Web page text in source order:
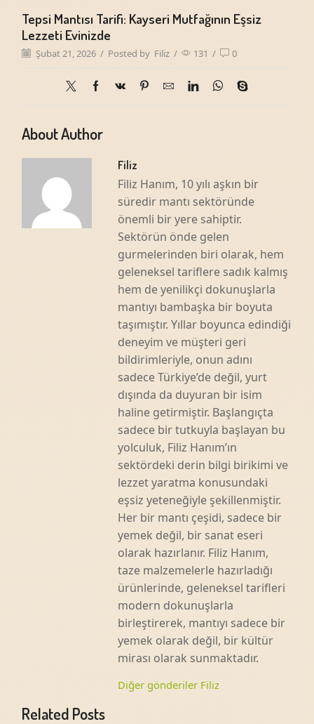
Tepsi Mantısı Tarifi: Kayseri Mutfağının Eşsiz
Lezzeti Evinizde
Şubat 21, 2026 / Posted by Filiz / 131 / 0
About Author
Filiz
Filiz Hanım, 10 yılı aşkın bir
süredir mantı sektöründe
önemli bir yere sahiptir.
Sektörün önde gelen
gurmelerinden biri olarak, hem
geleneksel tariflere sadık kalmış
hem de yenilikçi dokunuşlarla
mantıyı bambaşka bir boyuta
taşımıştır. Yıllar boyunca edindiği
deneyim ve müşteri geri
bildirimleriyle, onun adını
sadece Türkiye’de değil, yurt
dışında da duyuran bir isim
haline getirmiştir. Başlangıçta
sadece bir tutkuyla başlayan bu
yolculuk, Filiz Hanım’ın
sektördeki derin bilgi birikimi ve
lezzet yaratma konusundaki
eşsiz yeteneğiyle şekillenmiştir.
Her bir mantı çeşidi, sadece bir
yemek değil, bir sanat eseri
olarak hazırlanır. Filiz Hanım,
taze malzemelerle hazırladığı
ürünlerinde, geleneksel tarifleri
modern dokunuşlarla
birleştirerek, mantıyı sadece bir
yemek olarak değil, bir kültür
mirası olarak sunmaktadır.
Diğer gönderiler Filiz
Related Posts